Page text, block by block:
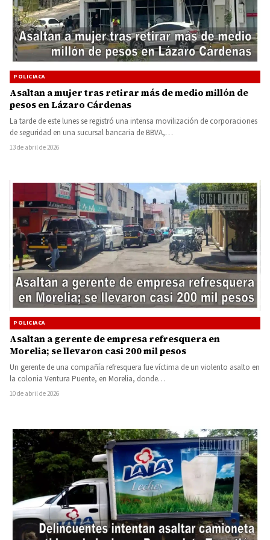
POLICIACA
Asaltan a mujer tras retirar más de medio millón de
pesos en Lázaro Cárdenas
La tarde de este lunes se registró una intensa movilización de corporaciones
de seguridad en una sucursal bancaria de BBVA,…
13 de abril de 2026
POLICIACA
Asaltan a gerente de empresa refresquera en
Morelia; se llevaron casi 200 mil pesos
Un gerente de una compañía refresquera fue víctima de un violento asalto en
la colonia Ventura Puente, en Morelia, donde…
10 de abril de 2026